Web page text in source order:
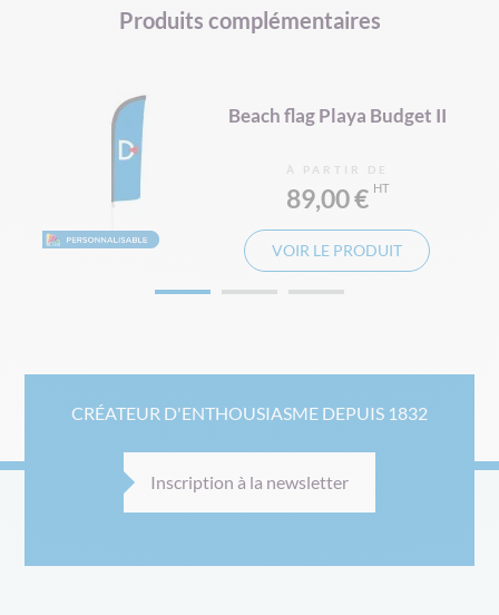
Produits complémentaires
Beach flag Playa Budget II
À PARTIR DE
89,00 €
VOIR LE PRODUIT
CRÉATEUR D'ENTHOUSIASME DEPUIS 1832
Inscription à la newsletter